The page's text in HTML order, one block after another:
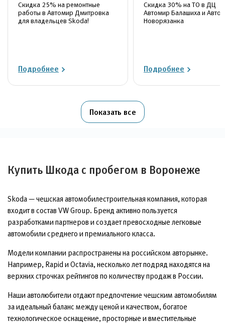
Скидка 25% на ремонтные
работы в Автомир Дмитровка
для владельцев Skoda!
Подробнее
Скидка 30% на ТО в ДЦ
Автомир Балашиха и
Новорязанка
Подробнее
Показать все
Купить Шкода с пробегом в Воронеже
Skoda — чешская автомобилестроительная компания, которая
входит в состав VW Group. Бренд активно пользуется
разработками партнеров и создает превосходные легковые
автомобили среднего и премиального класса.
Модели компании распространены на российском авторынке.
Например, Rapid и Octavia, несколько лет подряд находятся на
верхних строчках рейтингов по количеству продаж в России.
Наши автолюбители отдают предпочтение чешским автомобилям
за идеальный баланс между ценой и качеством, богатое
технологическое оснащение, просторные и вместительные